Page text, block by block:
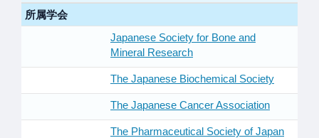
所属学会
Japanese Society for Bone and
Mineral Research
The Japanese Biochemical Society
The Japanese Cancer Association
The Pharmaceutical Society of Japan